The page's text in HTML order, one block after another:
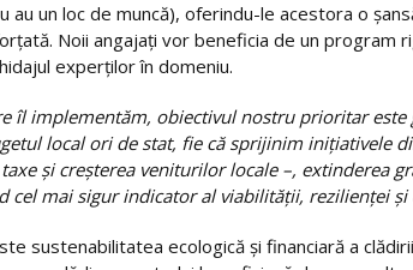
au un loc de muncă), oferindu-le acestora o
Noii angajați vor beneficia de un program
experților în domeniu.
îl implementăm, obiectivul nostru prioritar
local ori de stat, fie că sprijinim inițiativele
și creșterea veniturilor locale –, extinderea
cel mai sigur indicator al viabilității, rezilienței
sustenabilitatea ecologică și financiară a